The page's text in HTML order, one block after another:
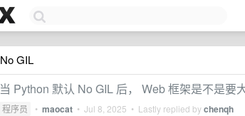
No GIL
当 Python 默认 No GIL 后， Web 框架是不是要
程序员 • maocat • Jul 8, 2025 • Lastly replied bychenqh